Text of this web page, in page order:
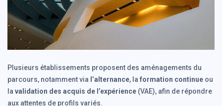
Plusieurs établissements proposent des aménagements du
parcours, notamment via l’alternance, la formation continue ou
la validation des acquis de l’expérience (VAE), afin de répondre
aux attentes de profils variés.